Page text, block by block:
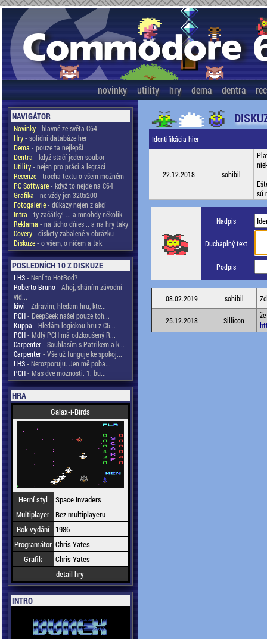
novinky utility hry dema dentra
NAVIGÁTOR
Novinky- hlavně ze světa C64
Hry- solidní databáze her
Dema - pouze ta nejlepší
Dentra - když stačí jeden soubor
Utility- nejen pro práci a legraci
Recenze- trocha textu o všem možném
PC Software- když to nejde na C64
Grafika - ne vždy jen 320x200
Fotogalerie- důkazy nejen z akcí
Intra - ty začátky! ... a mnohdy několik
Reklama - na ticho dňies .. a na hry taky
Covery- diskety zabalené v obrázku
Diskuze- o všem, o ničem a tak
POSLEDNÍCH 10 Z DISKUZE
LHS- Není to HotRod?
Roberto Bruno- Ahoj, sháním závodní
vid...
kiwi - Zdravim, hledam hru, kte...
PCH- DeepSeek našel pouze toh...
Kuppa - Hledám logickou hru z C6...
PCH- Mdlý PCH má odzkoušený R...
Carpenter- Souhlasím s Patrikem a k...
Carpenter- Vše už funguje ke spokoj...
LHS- Nerozporuju. Jen mě poba...
PCH- Mas dve moznosti. 1. bu...
HRA
Galax-i-Birds
Herní styl
Space Invaders
Multiplayer Bez multiplayeru
Rok vydání
1986
Programátor Chris Yates
Grafik
Chris Yates
detail hry
INTRO
Identifikácia hier
22.12.2018 sohibil
sú
Nadpis
Duchaplný text
Podpis
08.02.2019 sohibil
25.12.2018 Sillicon